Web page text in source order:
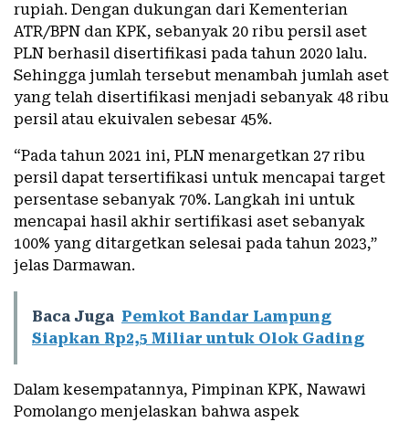
rupiah. Dengan dukungan dari Kementerian
ATR/BPN dan KPK, sebanyak 20 ribu persil aset
PLN berhasil disertifikasi pada tahun 2020 lalu.
Sehingga jumlah tersebut menambah jumlah aset
yang telah disertifikasi menjadi sebanyak 48 ribu
persil atau ekuivalen sebesar 45%.
“Pada tahun 2021 ini, PLN menargetkan 27 ribu
persil dapat tersertifikasi untuk mencapai target
persentase sebanyak 70%. Langkah ini untuk
mencapai hasil akhir sertifikasi aset sebanyak
100% yang ditargetkan selesai pada tahun 2023,”
jelas Darmawan.
Baca Juga Pemkot Bandar Lampung
Siapkan Rp2,5 Miliar untuk Olok Gading
Dalam kesempatannya, Pimpinan KPK, Nawawi
Pomolango menjelaskan bahwa aspek